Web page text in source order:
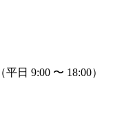
（平日 9:00 〜 18:00）